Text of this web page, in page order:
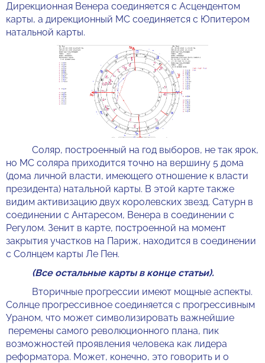
Дирекционная Венера соединяется с Асцендентом
карты, а дирекционный МС соединяется с Юпитером
натальной карты.
Соляр, построенный на год выборов, не так ярок,
но МС соляра приходится точно на вершину 5 дома
(дома личной власти, имеющего отношение к власти
президента) натальной карты. В этой карте также
видим активизацию двух королевских звезд. Сатурн в
соединении с Антаресом, Венера в соединении с
Регулом. Зенит в карте, построенной на момент
закрытия участков на Париж, находится в соединении
с Солнцем карты Ле Пен.
(Все остальные карты в конце статьи).
Вторичные прогрессии имеют мощные аспекты.
Солнце прогрессивное соединяется с прогрессивным
Ураном, что может символизировать важнейшие
перемены самого революционного плана, пик
возможностей проявления человека как лидера
реформатора. Может, конечно, это говорить и о